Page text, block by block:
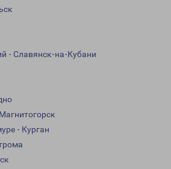
- Славянск-на-Кубани
- Курган